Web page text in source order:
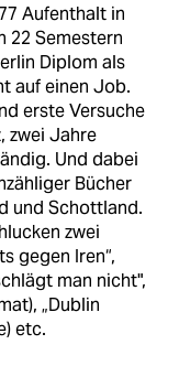
Aufenthalt in
22 Semestern
Diplom als
auf einen Job.
erste Versuche
zwei Jahre
Und dabei
Bücher
und Schottland.
zwei
gegen Iren“,
man nicht",
„Dublin
etc.